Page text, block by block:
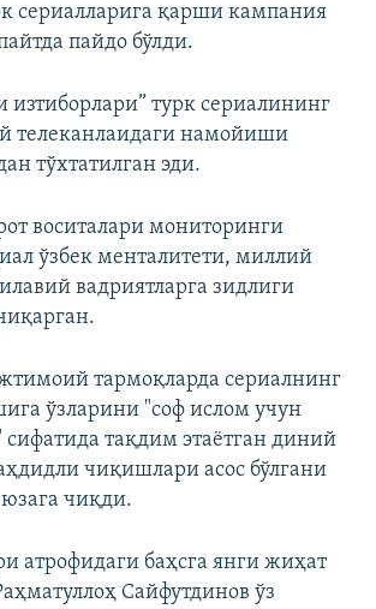
сериалларига қарши кампания
пайдо бўлди.
изтиборлари” турк сериалининг
телеканлаидаги намойиши
тўхтатилган эди.
воситалари мониторинги
ўзбек менталитети, миллий
вадриятларга зидлиги
тармоқларда сериалнинг
ўзларини "соф ислом учун
тақдим этаëтган диний
чиқишлари асос бўлгани
чиқди.
атрофидаги баҳсга янги жиҳат
Сайфутдинов ўз